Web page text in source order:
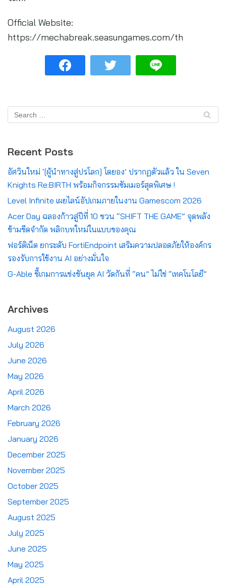
Official Website:
https://mechabreak.seasungames.com/th
Recent Posts
อัศวินใหม่ ‘[ผู้นำทางสู่ปรโลก] โดยอง’ ปรากฏตัวแล้ว ใน Seven
Knights Re:BIRTH พร้อมกิจกรรมซัมเมอร์สุดพิเศษ !
Level Infinite เผยไลน์อัปเกมภายในงาน Gamescom 2026
Acer Day ฉลองก้าวสู่ปีที่ 10 ชวน “SHIFT THE GAME” จุดพลัง
ข้ามขีดจำกัด พลิกบทใหม่ในแบบของคุณ
ฟอร์ติเน็ต ยกระดับ FortiEndpoint เสริมความปลอดภัยให้องค์กร
รองรับการใช้งาน AI อย่างมั่นใจ
G-Able ชี้เกมการแข่งขันยุค AI วัดกันที่ “คน” ไม่ใช่ “เทคโนโลยี”
Archives
August 2026
July 2026
June 2026
May 2026
April 2026
March 2026
February 2026
January 2026
December 2025
November 2025
October 2025
September 2025
August 2025
July 2025
June 2025
May 2025
April 2025